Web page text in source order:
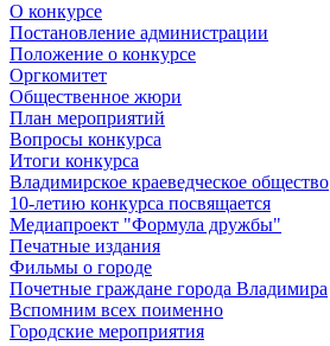
О конкурсе
Постановление администрации
Положение о конкурсе
Оргкомитет
Общественное жюри
План мероприятий
Вопросы конкурса
Итоги конкурса
Владимирское краеведческое общество
10-летию конкурса посвящается
Медиапроект "Формула дружбы"
Печатные издания
Фильмы о городе
Почетные граждане города Владимира
Вспомним всех поименно
Городские мероприятия